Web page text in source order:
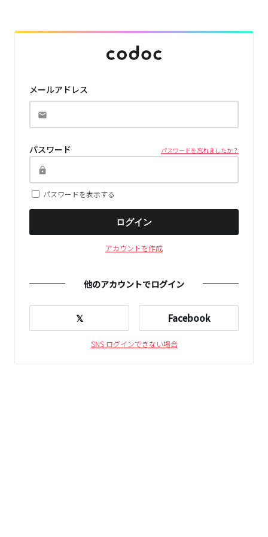
メールアドレス
パスワード パスワードを忘れましたか？
パスワードを表示する
ログイン
アカウントを作成
他のアカウントでログイン
𝕏 Facebook
SNS ログインできない場合